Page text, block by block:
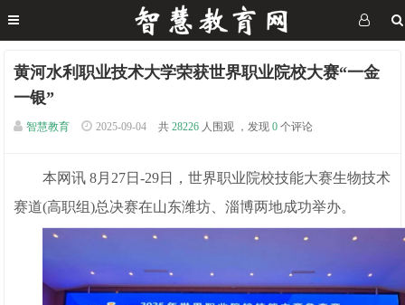
黄河水利职业技术大学荣获世界职业院校大赛“一金
一银”
智慧教育 2025-09-04 共 28226 人围观 ，发现 0 个评论
本网讯 8月27日-29日，世界职业院校技能大赛生物技术
赛道(高职组)总决赛在山东潍坊、淄博两地成功举办。